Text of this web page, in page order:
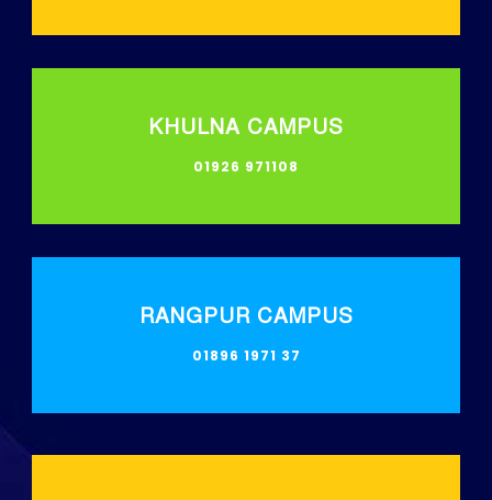
KHULNA CAMPUS
01926 971108
RANGPUR CAMPUS
01896 1971 37